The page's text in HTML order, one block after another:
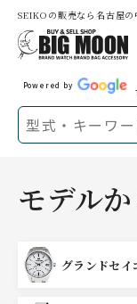
SEIKOの販売なら名古屋
Powered by
モデル
グランドセイ